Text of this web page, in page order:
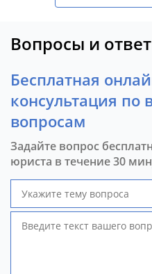
Вопросы и
Бесплатная
консультация по
вопросам
Задайте вопрос
юриста в течение 30